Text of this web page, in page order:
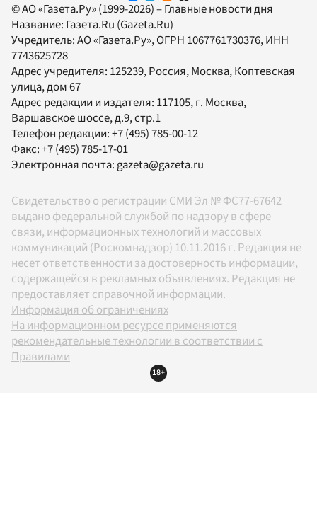
© АО «Газета.Ру» (1999-2026) – Главные новости дня
Название: Газета.Ru (Gazeta.Ru)
Учредитель:АО «Газета.Ру», ОГРН 1067761730376, ИНН
7743625728
Адрес учредителя: 125239, Россия, Москва, Коптевская
улица, дом 67
Адрес редакции и издателя: 117105, г. Москва,
Варшавское шоссе, д.9, стр.1
Телефон редакции:+7 (495) 785-00-12
Факс:+7 (495) 785-17-01
Электронная почта:gazeta@gazeta.ru
Свидетельство о регистрации СМИ Эл № ФС77-67642
выдано федеральной службой по надзору в сфере
связи, информационных технологий и массовых
коммуникаций (Роскомнадзор) 10.11.2016 г. Редакция не
несет ответственности за достоверность информации,
содержащейся в рекламных объявлениях. Редакция не
предоставляет справочной информации.
Информация об ограничениях
На информационном ресурсе применяются
рекомендательные технологии в соответствии с
Правилами
18+